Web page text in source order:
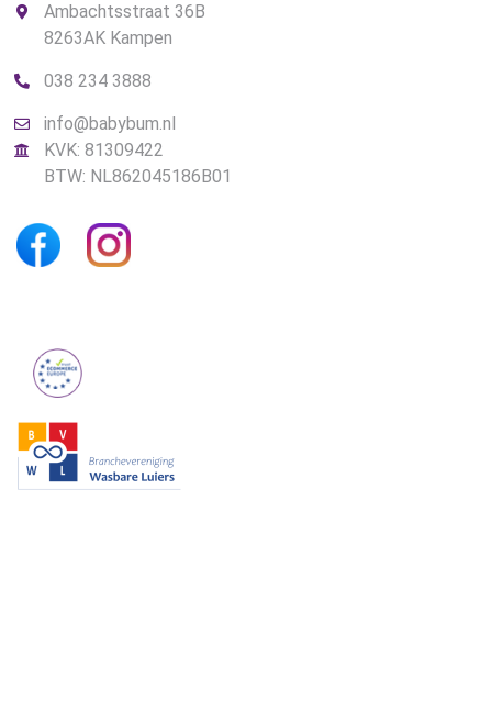
Ambachtsstraat 36B
8263AK Kampen
038 234 3888
info@babybum.nl
KVK: 81309422
BTW: NL862045186B01